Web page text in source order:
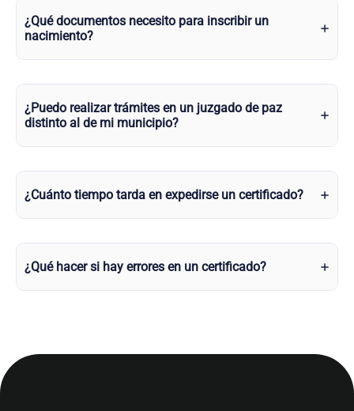
¿Qué documentos necesito para inscribir un
nacimiento?
¿Puedo realizar trámites en un juzgado de paz
distinto al de mi municipio?
¿Cuánto tiempo tarda en expedirse un certificado?
¿Qué hacer si hay errores en un certificado?